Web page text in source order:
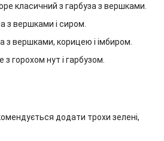
класичний з гарбуза з вершками.
з вершками і сиром.
з вершками, корицею і імбиром.
горохом нут і гарбузом.
додати трохи зелені,